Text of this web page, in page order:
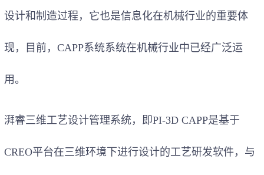
设计和制造过程，它也是信息化在机械行业的重要体
现，目前，CAPP系统系统在机械行业中已经广泛运
用。
湃睿三维工艺设计管理系统，即PI-3D CAPP是基于
CREO平台在三维环境下进行设计的工艺研发软件，与